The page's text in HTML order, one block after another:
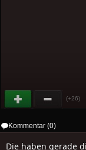
(+26)
Kommentar (0)
Die haben gerade